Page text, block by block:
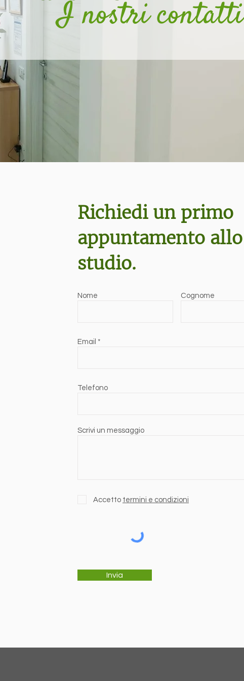
I nostri contatti
Richiedi un primo
appuntamento allo
studio.
Nome Cognome
Email
Telefono
Scrivi un messaggio
Accetto termini e condizioni
Invia